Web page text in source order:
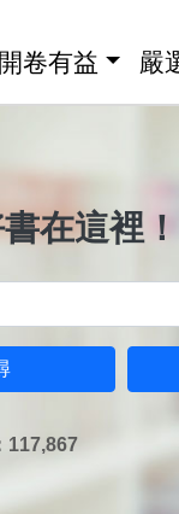
卷有益 嚴
在這裡！
117,867